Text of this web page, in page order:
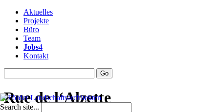
Aktuelles
Projekte
Büro
Team
Jobs4
Kontakt
Search site...
Rue de l‘Alzette